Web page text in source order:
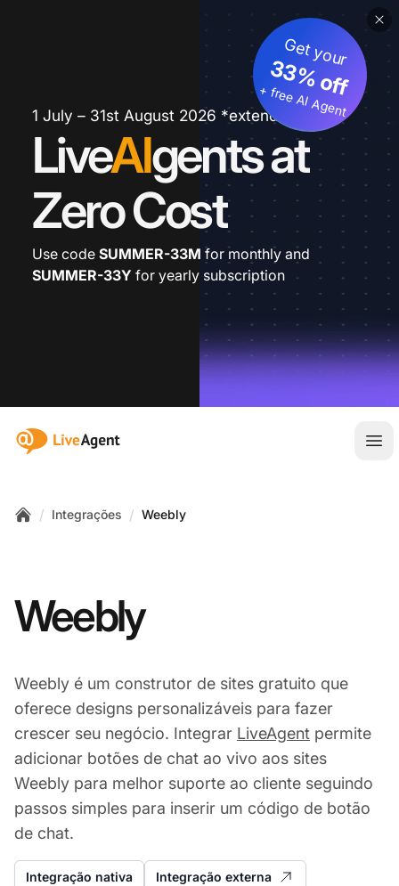
1 July – 31st August 2026 *extended
LiveAIgents at
Zero Cost
Get your
33% off
+ free AI Agent
Use code SUMMER-33M for monthly and
SUMMER-33Y for yearly subscription
:site.title
/ Integrações / Weebly
Weebly
Weebly é um construtor de sites gratuito que
oferece designs personalizáveis para fazer
crescer seu negócio. Integrar LiveAgent permite
adicionar botões de chat ao vivo aos sites
Weebly para melhor suporte ao cliente seguindo
passos simples para inserir um código de botão
de chat.
Integração nativa Integração externa